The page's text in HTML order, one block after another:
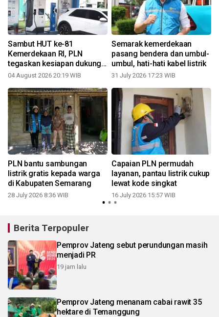
Sambut HUT ke-81
Kemerdekaan RI, PLN
tegaskan kesiapan dukung
era kendaraan listrik
04 August 2026 20:19 WIB
Semarak kemerdekaan
pasang bendera dan umbul-
umbul, hati-hati kabel listrik
31 July 2026 17:23 WIB
PLN bantu sambungan
listrik gratis kepada warga
di Kabupaten Semarang
28 July 2026 8:36 WIB
Capaian PLN permudah
layanan, pantau listrik cukup
lewat kode singkat
16 July 2026 15:57 WIB
Berita Terpopuler
Pemprov Jateng sebut perundungan masih
menjadi PR
19 jam lalu
Pemprov Jateng menanam cabai rawit 35
hektare di Temanggung